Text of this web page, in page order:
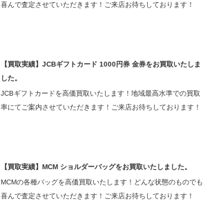
喜んで査定させていただきます！ご来店お待ちしております！
【買取実績】JCBギフトカード 1000円券 金券をお買取いたしま
した。
JCBギフトカードを高価買取いたします！地域最高水準での買取
率にてご案内させていただきます！ご来店お待ちしております！
【買取実績】MCM ショルダーバッグをお買取いたしました。
MCMの各種バッグを高価買取いたします！どんな状態のものでも
喜んで査定させていただきます！ご来店お待ちしております！